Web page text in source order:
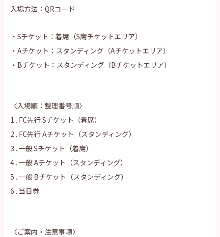
入場方法：QRコード
・Sチケット：着席（S席チケットエリア）
・Aチケット：スタンディング（Aチケットエリア）
・Bチケット：スタンディング（Bチケットエリア）
〈入場順：整理番号順〉
1 . FC先行 Sチケット（着席）
2 . FC先行 Aチケット（スタンディング）
3 . 一般 Sチケット（着席）
4 . 一般 Aチケット（スタンディング）
5 . 一般 Bチケット（スタンディング）
6 . 当日券
〈ご案内・注意事項〉